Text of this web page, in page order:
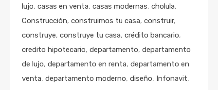
lujo, casas en venta, casas modernas, cholula,
Construcción, construimos tu casa, construir,
construye, construye tu casa, crédito bancario,
credito hipotecario, departamento, departamento
de lujo, departamento en renta, departamento en
venta, departamento moderno, diseño, Infonavit,